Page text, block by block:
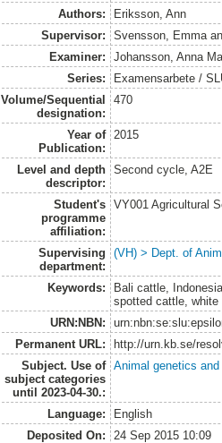
Authors:
Eriksson, Ann
Supervisor:
Svensson, Emma
Examiner:
Johansson, Anna
Series:
Examensarbete /
Volume/Sequential
designation:
470
Year of
Publication:
2015
Level and depth
descriptor:
Second cycle, A2E
Student's
programme
affiliation:
VY001 Agricultural
Supervising
department:
(VH) > Dept. of
Keywords:
Bali cattle,
spotted cattle,
URN:NBN:
Permanent URL:
http://urn.kb.se/
Subject. Use of
subject categories
until 2023-04-30.:
Animal genetics and
Language:
English
Deposited On:
24 Sep 2015 10:09